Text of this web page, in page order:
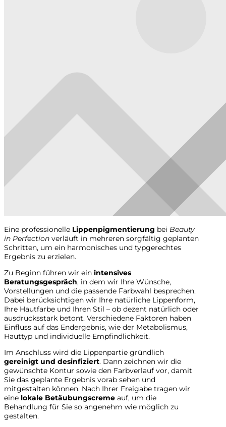
Eine professionelle Lippenpigmentierung bei Beauty
in Perfection verläuft in mehreren sorgfältig geplanten
Schritten, um ein harmonisches und typgerechtes
Ergebnis zu erzielen.
Zu Beginn führen wir ein intensives
Beratungsgespräch, in dem wir Ihre Wünsche,
Vorstellungen und die passende Farbwahl besprechen.
Dabei berücksichtigen wir Ihre natürliche Lippenform,
Ihre Hautfarbe und Ihren Stil – ob dezent natürlich oder
ausdrucksstark betont. Verschiedene Faktoren haben
Einfluss auf das Endergebnis, wie der Metabolismus,
Hauttyp und individuelle Empfindlichkeit.
Im Anschluss wird die Lippenpartie gründlich
gereinigt und desinfiziert. Dann zeichnen wir die
gewünschte Kontur sowie den Farbverlauf vor, damit
Sie das geplante Ergebnis vorab sehen und
mitgestalten können. Nach Ihrer Freigabe tragen wir
eine lokale Betäubungscreme auf, um die
Behandlung für Sie so angenehm wie möglich zu
gestalten.